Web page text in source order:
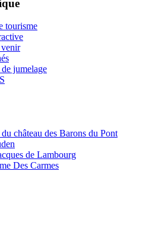
tourisme
jumelage
château des Barons du Pont
de Lambourg
Des Carmes